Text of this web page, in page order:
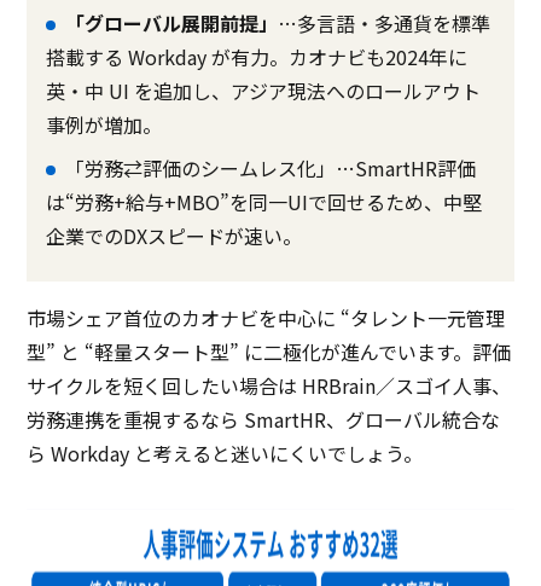
「グローバル展開前提」 …多言語・多通貨を標準
搭載する Workday が有力。カオナビも2024年に
英・中 UI を追加し、アジア現法へのロールアウト
事例が増加。
「労務⇄評価のシームレス化」…SmartHR評価
は“労務+給与+MBO”を同一UIで回せるため、中堅
企業でのDXスピードが速い。
市場シェア首位のカオナビを中心に “タレント一元管理
型” と “軽量スタート型” に二極化が進んでいます。評価
サイクルを短く回したい場合は HRBrain／スゴイ人事、
労務連携を重視するなら SmartHR、グローバル統合な
ら Workday と考えると迷いにくいでしょう。